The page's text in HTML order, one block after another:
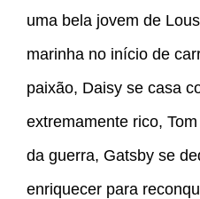
uma bela jovem de
marinha no início de
paixão, Daisy se casa
extremamente rico,
da guerra, Gatsby se
enriquecer para